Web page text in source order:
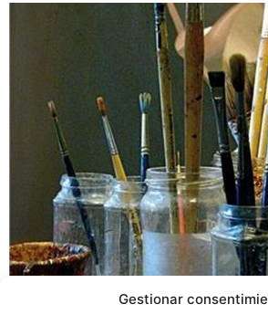
Gestionar
En este texto relato las etapas de
montaje de «La mano azul» donde